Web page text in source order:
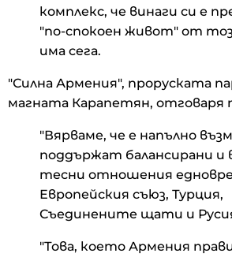
комплекс, че винаги си е
"по-спокоен живот" от
има сега.
"Силна Армения", проруската
магната Карапетян, отговаря
"Вярваме, че е напълно
поддържат балансирани и
тесни отношения
Европейския съюз, Турция,
Съединените щати и
"Това, което Армения